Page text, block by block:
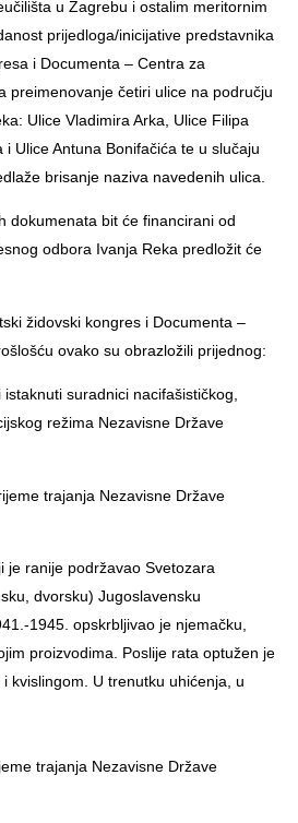
u Zagrebu i ostalim meritornim
prijedloga/inicijative predstavnika
i Documenta – Centra za
preimenovanje četiri ulice na području
Ulice Vladimira Arka, Ulice Filipa
Ulice Antuna Bonifačića te u slučaju
brisanje naziva navedenih ulica.
dokumenata bit će financirani od
odbora Ivanja Reka predložit će
židovski kongres i Documenta –
ovako su obrazložili prijednog:
suradnici nacifašističkog,
režima Nezavisne Države
trajanja Nezavisne Države
je ranije podržavao Svetozara
dvorsku) Jugoslavensku
1945. opskrbljivao je njemačku,
proizvodima. Poslije rata optužen je
kvislingom. U trenutku uhićenja, u
trajanja Nezavisne Države